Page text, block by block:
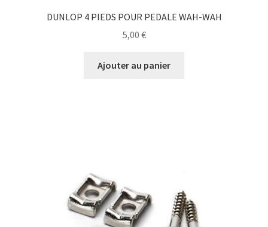
DUNLOP 4 PIEDS POUR PEDALE WAH-WAH
5,00 €
Ajouter au panier